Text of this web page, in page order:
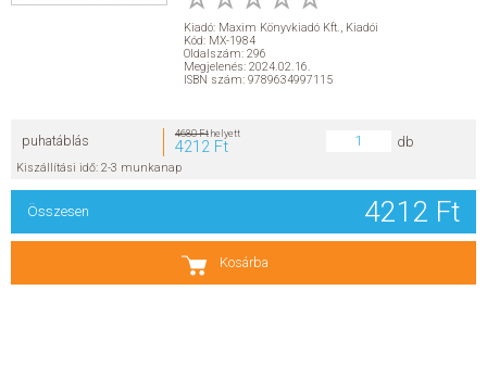
Kiadó: Maxim Könyvkiadó Kft., Kiadói
Kód: MX-1984
Oldalszám: 296
Megjelenés: 2024.02.16.
ISBN szám: 9789634997115
Kosárba
puhatáblás 4680 Fthelyett
4212 Ft db
Kiszállítási idő: 2-3 munkanap
Összesen 4212 Ft
GYIK
SAJTÓANYAGOK